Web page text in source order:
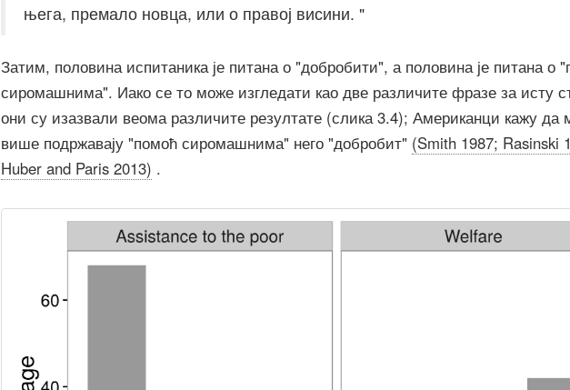
њега, премало новца, или о правој висини. "
Затим, половина испитаника је питана о "добробити", а половина је питана о
сиромашнима". Иако се то може изгледати као две различите фразе за исту
они су изазвали веома различите резултате (слика 3.4); Американци кажу да
више подржавају "помоћ сиромашнима" него "добробит" (Smith 1987; Rasinski
Huber and Paris 2013) .